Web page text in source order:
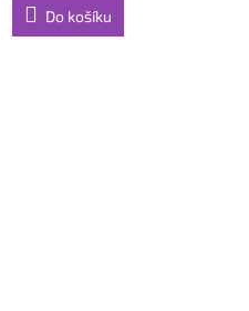
Do košíku